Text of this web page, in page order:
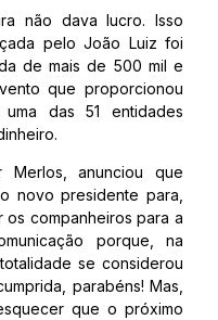
não dava lucro. Isso
pelo João Luiz foi
de mais de 500 mil e
que proporcionou
das 51 entidades
anunciou que
novo presidente para,
companheiros para a
porque, na
se considerou
parabéns! Mas,
que o próximo